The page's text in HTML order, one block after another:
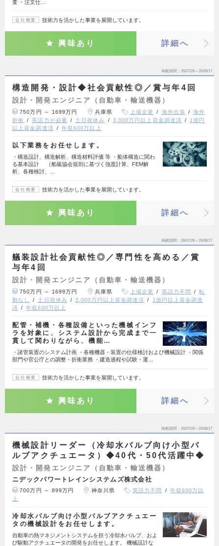
査 ・注文仕…
会社概要 技術力を活かした事業を展開しています。
興味あり 詳細へ
掲載期間 26/07/28～26/08/17
構造開発・設計◆社会貢献性◎／賞与年4回
設計・開発エンジニア（自動車・輸送機器）
750万円 ～ 1699万円 兵庫県 上場企業 海外出張
海外
折衝
英語力が必要 土日祝休み 3,000万円以上資金調達済
1億円
以上資金調達済
年収600万以上
以下業務をお任せします。
・構造設計、構造解析、構造材料評価 等 ・船体構造に関わ
る基本設計 （船級協会規則に基づく強度計算、FEM解
析、各種検討、…
会社概要 技術力を活かした事業を展開しています。
興味あり 詳細へ
掲載期間 26/07/28～26/08/17
艤装設計社会貢献性◎／専門性を高める／賞
与年4回
設計・開発エンジニア（自動車・輸送機器）
750万円 ～ 1699万円 兵庫県 上場企業 英語力不問
転
勤なし
土日祝休み 3,000万円以上資金調達済
1億円以上資金調達
済
年収600万以上
配管・補機・各種設備といった機械インフ
ラを対象に、システム設計から完成まで一
貫して関わりながら、機能…
・諸管装置のシステム計画 ・各種機器・装置の仕様検討および機械設計 ・関係
部門や官公庁との調整・折衝業務 ・建造過程や試験・運…
会社概要 技術力を活かした事業を展開しています。
興味あり 詳細へ
掲載期間 26/07/28～26/08/17
機械設計リーダー（冷却水バルブ向け小型バ
ルブアクチュエータ）◆40代・50代活躍中◆
設計・開発エンジニア（自動車・輸送機器）
ニデックパワートレインシステムズ株式会社
700万円 ～ 899万円 神奈川県 英語力不問
年収600万以
上
冷却水バルブ向け小型バルブアクチュエー
タの機械設計をお任せします。
自動車の熱マネジメントシステムを担う冷却水バルブ、およ
び駆動アクチュエータの開発をお任せします。 機械設計な